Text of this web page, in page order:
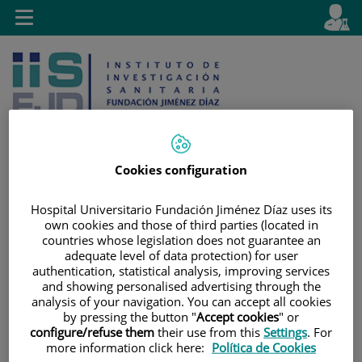
Saltar al contenido
contenido
activo
es
Toggle
navigation
Cookies configuration
Hospital Universitario Fundación Jiménez Díaz uses its
own cookies and those of third parties (located in
countries whose legislation does not guarantee an
adequate level of data protection) for user
authentication, statistical analysis, improving services
and showing personalised advertising through the
analysis of your navigation. You can accept all cookies
by pressing the button "Accept cookies" or
configure/refuse them their use from this Settings. For
more information click here: Política de Cookies